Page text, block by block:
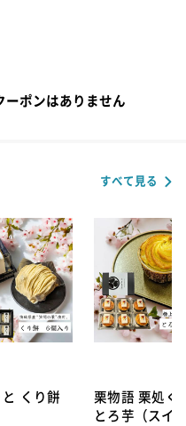
ーポンはありません
すべて見る
餅
栗物語 栗処く
とろ芋（スイ